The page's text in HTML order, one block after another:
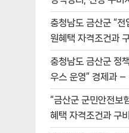
충청남도 금산군 “전
원혜택 자격조건과
충청남도 금산군 정
우스 운영” 경제과 –
“금산군 군민안전보
혜택 자격조건과 구